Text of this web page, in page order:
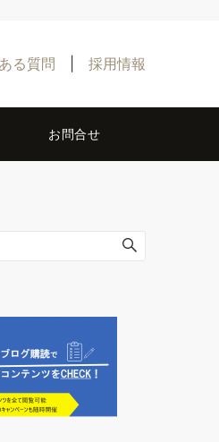
る質問 採用情報
お問合せ